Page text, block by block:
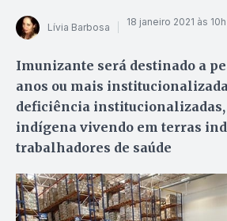
Lívia Barbosa 18 janeiro 2021 às
Imunizante será destinado a
anos ou mais
deficiência
indígena vivendo em terras
trabalhadores de saúde